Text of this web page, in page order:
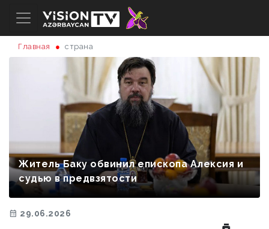
Главная страна
Житель Баку обвинил епископа Алексия и
судью в предвзятости
29.06.2026